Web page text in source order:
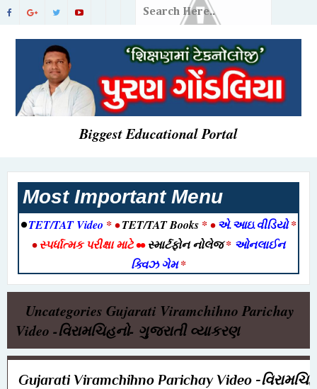
Biggest Educational Portal
Most Important Menu
•TET/TAT Video * •TET/TAT Books * •એ.આઇ.વીડિયો*
•સ્પર્ધાત્મક પરીક્ષા માટે••સ્માર્ટફોન નોલેજ* ઓનલાઈન
ક્વિઝ ગેમ*
Uncategories Gujarati Viramchihno Parichay
Video -વિરામચિહનો- ગુજરાતી વ્યાકરણ
Gujarati Viramchihno Parichay Video -